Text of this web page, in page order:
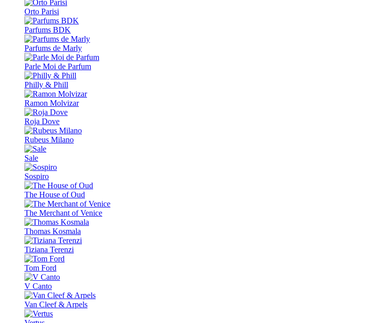
Orto Parisi
Parfums BDK
Parfums de Marly
Parle Moi de Parfum
Philly & Phill
Ramon Molvizar
Roja Dove
Rubeus Milano
Sale
Sospiro
The House of Oud
The Merchant of Venice
Thomas Kosmala
Tiziana Terenzi
Tom Ford
V Canto
Van Cleef & Arpels